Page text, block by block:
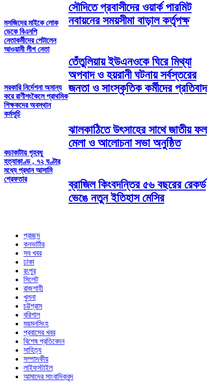
মসজিদের মাইকে লোক
ডেকে বিএনপি
নেতাকর্মীদের পেটালেন
আওয়ামী লীগ নেতা
সরকারি নির্দেশনা অমান্য
করে রাণীশংকৈলে প্রাথমিক
শিক্ষকদের অবস্থান
কর্মসূচি
কচাকাটায় গৃহবধু
হত্যাকাণ্ড , ৭২ ঘণ্টার
মধ্যে প্রধান আসামি
গ্রেফতার
সৌদিতে প্রবাসীদের ওয়ার্ক পারমিট
নবায়নের সময়সীমা বাড়াল কর্তৃপক্ষ
তেঁতুলিয়ায় ইউএনওকে ঘিরে মিথ্যা
অপবাদ ও হয়রানী ঘটনায় সর্বস্তরের
জনতা ও সাংস্কৃতিক কর্মীদের প্রতিবাদ
ঝালকাঠিতে উৎসাহের সাথে জাতীয় ফল
মেলা ও আলোচনা সভা অনুষ্ঠিত
ব্রাজিল কিংবদন্তির ৫৬ বছরের রেকর্ড
ভেঙে নতুন ইতিহাস মেসির
প্রচ্ছদ
কনভার্টার
সব খবর
ঢাকা
রংপুর
সিলেট
রাজশাহী
খুলনা
চট্টগ্রাম
বরিশাল
ময়মনসিংহ
প্রবাসের খবর
বিশেষ প্রতিবেদন
সাহিত্য
সম্পাদকীয়
লাইফস্টাইল
আমাদের সাংবাদিকবৃন্দ